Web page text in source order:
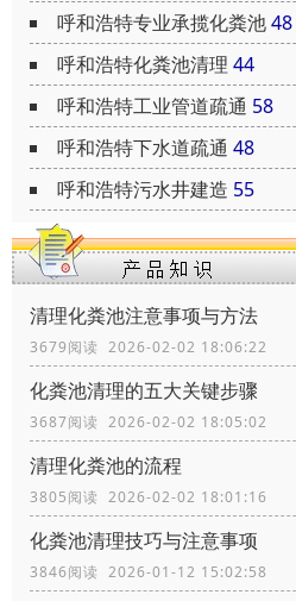
呼和浩特专业承揽化粪池48
呼和浩特化粪池清理 44
呼和浩特工业管道疏通 58
呼和浩特下水道疏通 48
呼和浩特污水井建造 55
清理化粪池注意事项与方法
3679阅读 2026-02-02 18:06:22
化粪池清理的五大关键步骤
3687阅读 2026-02-02 18:05:02
清理化粪池的流程
3805阅读 2026-02-02 18:01:16
化粪池清理技巧与注意事项
3846阅读 2026-01-12 15:02:58